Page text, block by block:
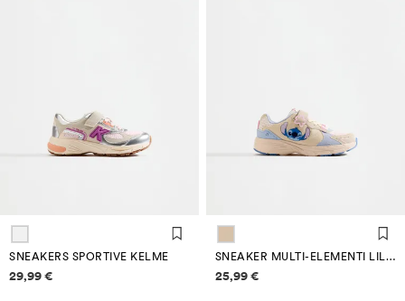
SNEAKERS SPORTIVE KELME
Informazioni sui prezzi
29,99 €
SNEAKER MULTI-ELEMENTI LILO & STITCH ©DISNEY
Informazioni sui prezzi
25,99 €